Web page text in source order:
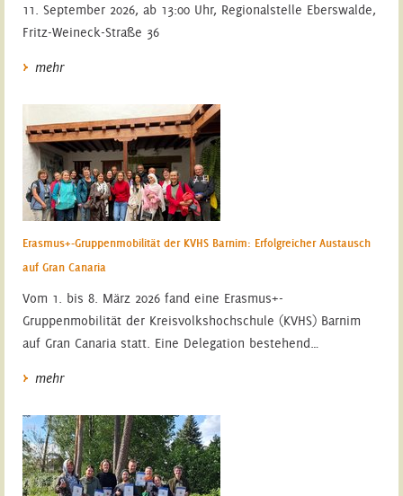
11. September 2026, ab 13:00 Uhr, Regionalstelle Eberswalde,
Fritz-Weineck-Straße 36
mehr
Erasmus+-Gruppenmobilität der KVHS Barnim: Erfolgreicher Austausch
auf Gran Canaria
Vom 1. bis 8. März 2026 fand eine Erasmus+-
Gruppenmobilität der Kreisvolkshochschule (KVHS) Barnim
auf Gran Canaria statt. Eine Delegation bestehend…
mehr